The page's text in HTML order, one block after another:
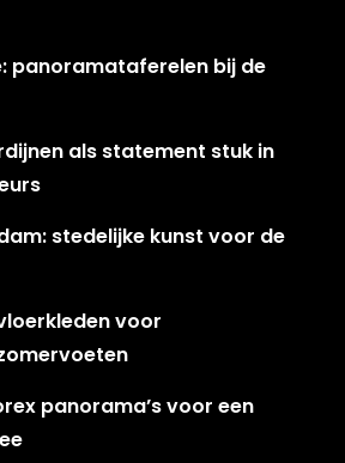
panoramataferelen bij de
als statement stuk in
stedelijke kunst voor de
voor
panorama’s voor een